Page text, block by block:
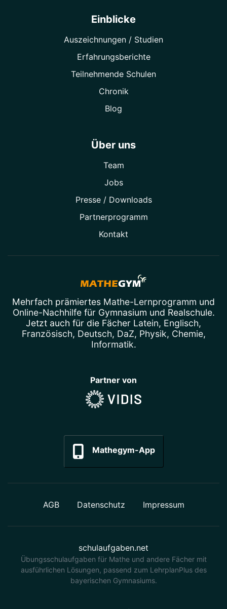
Einblicke
Auszeichnungen / Studien
Erfahrungsberichte
Teilnehmende Schulen
Chronik
Blog
Über uns
Team
Jobs
Presse / Downloads
Partner­programm
Kontakt
Mehrfach prämiertes Mathe-Lernprogramm und
Online-Nachhilfefür Gymnasium und Realschule.
Jetzt auch für die Fächer Latein, Englisch,
Französisch, Deutsch, DaZ, Physik, Chemie,
Informatik.
Partner von
Mathegym-App
AGB Datenschutz Impressum
schulaufgaben.net
Übungsschulaufgaben für Mathe und andere Fächer mit
ausführlichen Lösungen, passend zum LehrplanPlus des
bayerischen Gymnasiums.